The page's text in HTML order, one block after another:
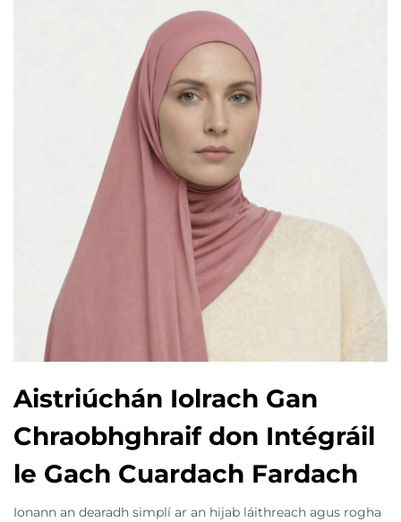
Aistriúchán Iolrach Gan
Chraobhghraif don Intégráil
le Gach Cuardach Fardach
Ionann an dearadh simplí ar an hijab láithreach agus rogha